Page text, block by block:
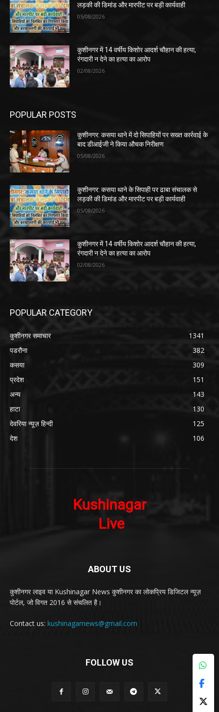
लड़की की डिमांड और मारपीट पर बड़ी कार्यवाही
05/08/2026
कुशीनगर में 14 वर्षीय किशोर आदर्श चौहान की हत्या,
रंगदारी न देने का हत्या का आरोप
02/08/2026
POPULAR POSTS
कुशीनगर: कसया थाने में दो सिपाहियों पर सख्त कार्रवाई के
बाद डीआईजी ने किया औचक निरीक्षण
05/08/2026
कुशीनगर: कसया थाने के सिपाही पर ढाबा संचालक से
लड़की की डिमांड और मारपीट पर बड़ी कार्यवाही
05/08/2026
कुशीनगर में 14 वर्षीय किशोर आदर्श चौहान की हत्या,
रंगदारी न देने का हत्या का आरोप
02/08/2026
POPULAR CATEGORY
कुशीनगर समाचार
1341
पडरौना
382
कसया
309
प्रदेश
151
अन्य
143
हाटा
130
देवरिया न्यूज़ हिन्दी
125
देश
106
ABOUT US
कुशीनगर लाइव या Kushinagar News कुशीनगर का लोकप्रिय डिजिटल न्यूज़
पोर्टल, जो विगत 2016 से संचलित है।
Contact us: kushinagarnews@gmail.com
FOLLOW US